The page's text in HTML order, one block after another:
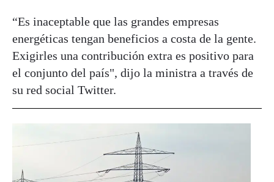
“Es inaceptable que las grandes empresas
energéticas tengan beneficios a costa de la gente.
Exigirles una contribución extra es positivo para
el conjunto del país", dijo la ministra a través de
su red social Twitter.